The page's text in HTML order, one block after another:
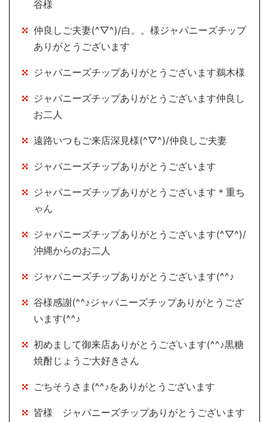
谷様
仲良しご夫妻(^▽^)/白。。様ジャパニーズチップ
ありがとうございます
ジャパニーズチップありがとうございます鵜木様
ジャパニーズチップありがとうございます仲良し
お二人
遠路いつもご来店深見様(^▽^)/仲良しご夫妻
ジャパニーズチップありがとうございます
ジャパニーズチップありがとうございます＊重ち
ゃん
ジャパニーズチップありがとうございます(^▽^)/
沖縄からのお二人
ジャパニーズチップありがとうございます(^^♪
谷様感謝(^^♪ジャパニーズチップありがとうござ
います(^^♪
初めまして御来店ありがとうございます(^^♪黒糖
焼酎じょうご大好きさん
ごちそうさま(^^♪をありがとうございます
皆様 ジャパニーズチップありがとうございます